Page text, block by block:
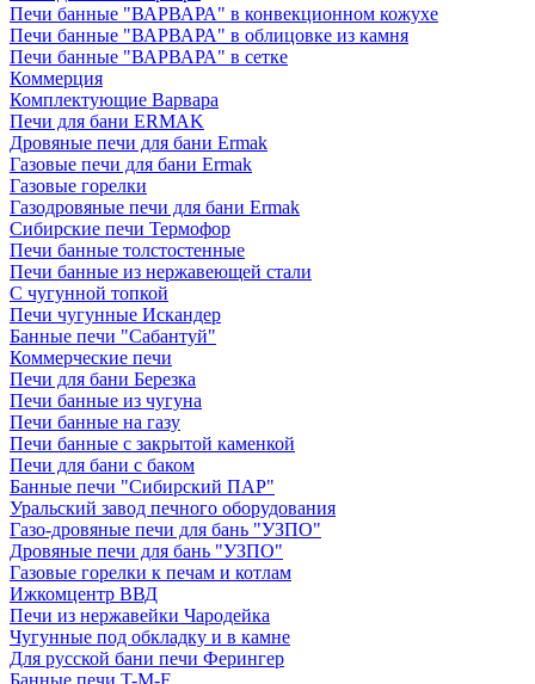
Печи банные "ВАРВАРА" в конвекционном кожухе
Печи банные "ВАРВАРА" в облицовке из камня
Печи банные "ВАРВАРА" в сетке
Коммерция
Комплектующие Варвара
Печи для бани ERMAK
Дровяные печи для бани Ermak
Газовые печи для бани Ermak
Газовые горелки
Газодровяные печи для бани Ermak
Сибирские печи Термофор
Печи банные толстостенные
Печи банные из нержавеющей стали
С чугунной топкой
Печи чугунные Искандер
Банные печи "Сабантуй"
Коммерческие печи
Печи для бани Березка
Печи банные из чугуна
Печи банные на газу
Печи банные с закрытой каменкой
Печи для бани с баком
Банные печи "Сибирский ПАР"
Уральский завод печного оборудования
Газо-дровяные печи для бань "УЗПО"
Дровяные печи для бань "УЗПО"
Газовые горелки к печам и котлам
Ижкомцентр ВВД
Печи из нержавейки Чародейка
Чугунные под обкладку и в камне
Для русской бани печи Ферингер
Банные печи T-M-F